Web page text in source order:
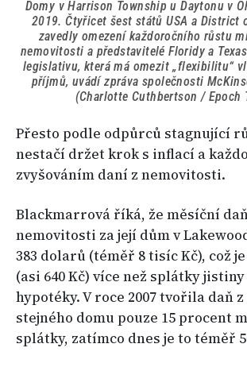
Domy v Harrison Township u Daytonu v
2019. Čtyřicet šest států USA a District
zavedly omezení každoročního růstu
nemovitosti a představitelé Floridy a
legislativu, která má omezit „flexibilitu“
příjmů, uvádí zpráva společnosti
(Charlotte Cuthbertson / Epoch
Přesto podle odpůrců stagnující
nestačí držet krok s inflací a
zvyšováním daní z nemovitosti.
Blackmarrová říká, že měsíční
nemovitosti za její dům v
383 dolarů (téměř 8 tisíc Kč), což
(asi 640 Kč) více než splátky
hypotéky. V roce 2007 tvořila daň
stejného domu pouze 15 procent
splátky, zatímco dnes je to téměř